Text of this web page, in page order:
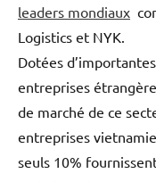
leaders mondiaux
Logistics et NYK.
Dotées
entreprises
de marché de ce
entreprises
seuls 10%